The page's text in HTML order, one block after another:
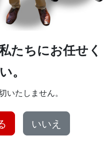
たちにお任せく
。
いたしません。
いいえ